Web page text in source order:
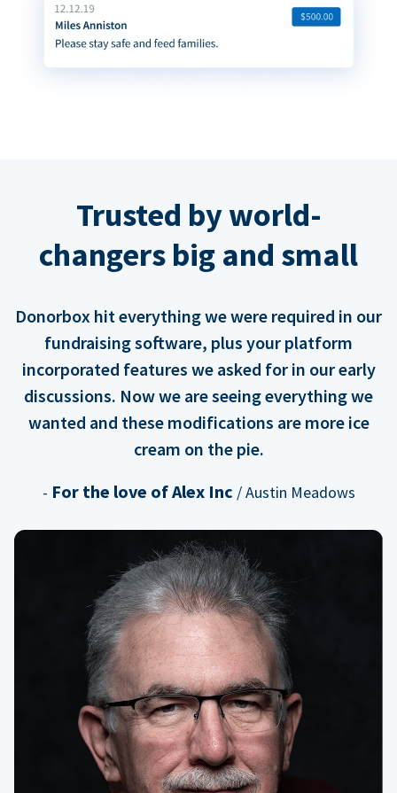
Trusted by world-
changers big and small
Donorbox hit everything we were required in our
fundraising software, plus your platform
incorporated features we asked for in our early
discussions. Now we are seeing everything we
wanted and these modifications are more ice
cream on the pie.
- For the love of Alex Inc / Austin Meadows